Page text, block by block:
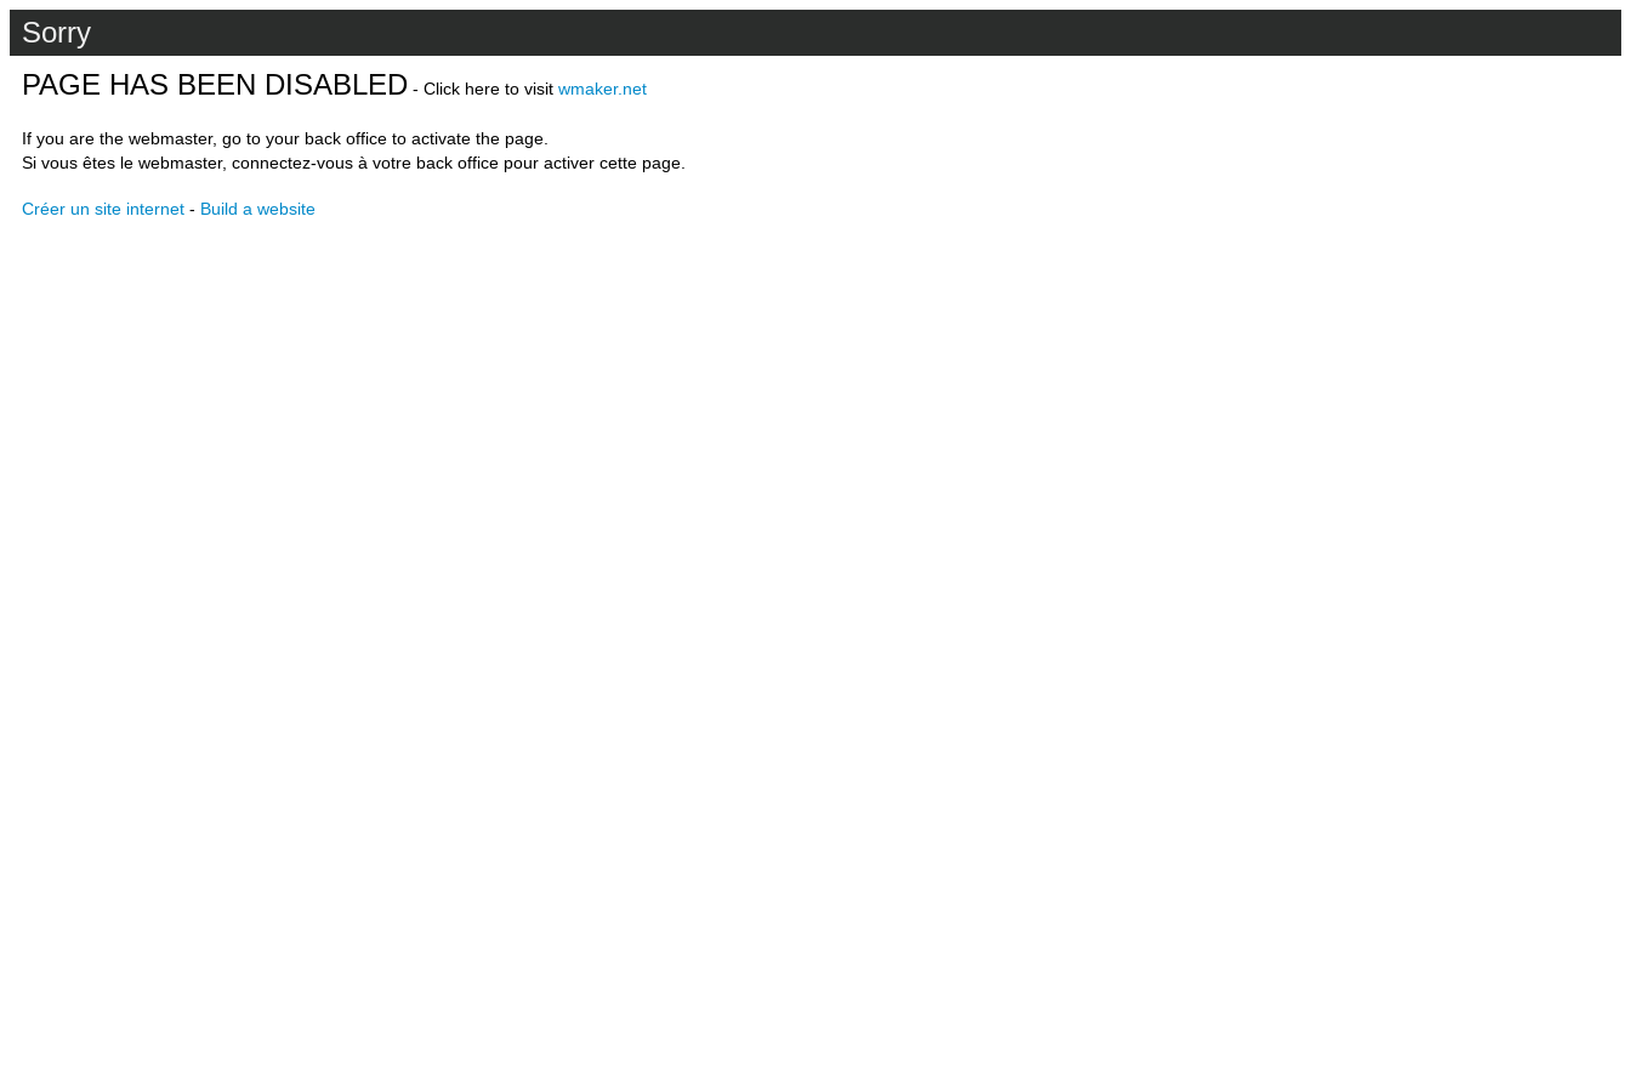
Sorry
PAGE HAS BEEN DISABLED - Click here to visit wmaker.net
If you are the webmaster, go to your back office to activate the page.
Si vous êtes le webmaster, connectez-vous à votre back office pour activer cette page.
Créer un site internet - Build a website